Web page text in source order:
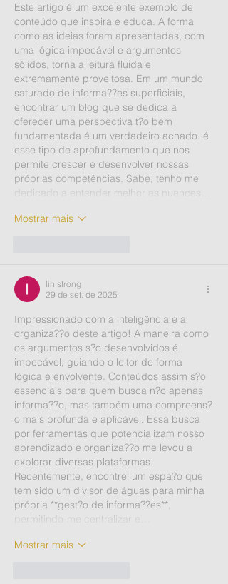
Este artigo é um excelente exemplo de
conteúdo que inspira e educa. A forma
como as ideias foram apresentadas, com
uma lógica impecável e argumentos
sólidos, torna a leitura fluida e
extremamente proveitosa. Em um mundo
saturado de informa??es superficiais,
encontrar um blog que se dedica a
oferecer uma perspectiva t?o bem
fundamentada é um verdadeiro achado. é
esse tipo de aprofundamento que nos
permite crescer e desenvolver nossas
próprias competências. Sabe, tenho me
dedicado a entender melhor as nuances…
Mostrar mais
lin strong
29 de set. de 2025
Impressionado com a inteligência e a
organiza??o deste artigo! A maneira como
os argumentos s?o desenvolvidos é
impecável, guiando o leitor de forma
lógica e envolvente. Conteúdos assim s?o
essenciais para quem busca n?o apenas
informa??o, mas também uma compreens?
o mais profunda e aplicável. Essa busca
por ferramentas que potencializam nosso
aprendizado e organiza??o me levou a
explorar diversas plataformas.
Recentemente, encontrei um espa?o que
tem sido um divisor de águas para minha
própria **gest?o de informa??es**,
permitindo-me centralizar e…
Mostrar mais